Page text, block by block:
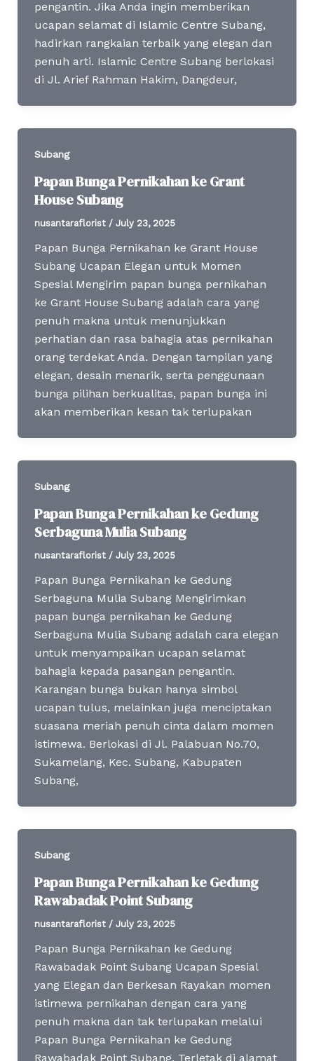
pengantin. Jika Anda ingin memberikan
ucapan selamat di Islamic Centre Subang,
hadirkan rangkaian terbaik yang elegan dan
penuh arti. Islamic Centre Subang berlokasi
di Jl. Arief Rahman Hakim, Dangdeur,
Subang
Papan Bunga Pernikahan ke Grant
House Subang
nusantaraflorist / July 23, 2025
Papan Bunga Pernikahan ke Grant House
Subang Ucapan Elegan untuk Momen
Spesial Mengirim papan bunga pernikahan
ke Grant House Subang adalah cara yang
penuh makna untuk menunjukkan
perhatian dan rasa bahagia atas pernikahan
orang terdekat Anda. Dengan tampilan yang
elegan, desain menarik, serta penggunaan
bunga pilihan berkualitas, papan bunga ini
akan memberikan kesan tak terlupakan
Subang
Papan Bunga Pernikahan ke Gedung
Serbaguna Mulia Subang
nusantaraflorist / July 23, 2025
Papan Bunga Pernikahan ke Gedung
Serbaguna Mulia Subang Mengirimkan
papan bunga pernikahan ke Gedung
Serbaguna Mulia Subang adalah cara elegan
untuk menyampaikan ucapan selamat
bahagia kepada pasangan pengantin.
Karangan bunga bukan hanya simbol
ucapan tulus, melainkan juga menciptakan
suasana meriah penuh cinta dalam momen
istimewa. Berlokasi di Jl. Palabuan No.70,
Sukamelang, Kec. Subang, Kabupaten
Subang,
Subang
Papan Bunga Pernikahan ke Gedung
Rawabadak Point Subang
nusantaraflorist / July 23, 2025
Papan Bunga Pernikahan ke Gedung
Rawabadak Point Subang Ucapan Spesial
yang Elegan dan Berkesan Rayakan momen
istimewa pernikahan dengan cara yang
penuh makna dan tak terlupakan melalui
Papan Bunga Pernikahan ke Gedung
Rawabadak Point Subang. Terletak di alamat